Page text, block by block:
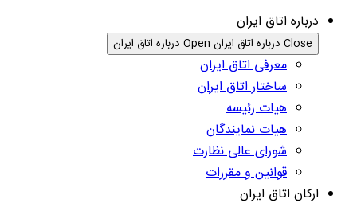
درباره اتاق ایران
Close درباره اتاق ایران Open درباره اتاق ایران
معرفی اتاق ایران
ساختار اتاق ایران
هیات رئیسه
هیات نمایندگان
شورای عالی نظارت
قوانین و مقررات
ارکان اتاق ایران